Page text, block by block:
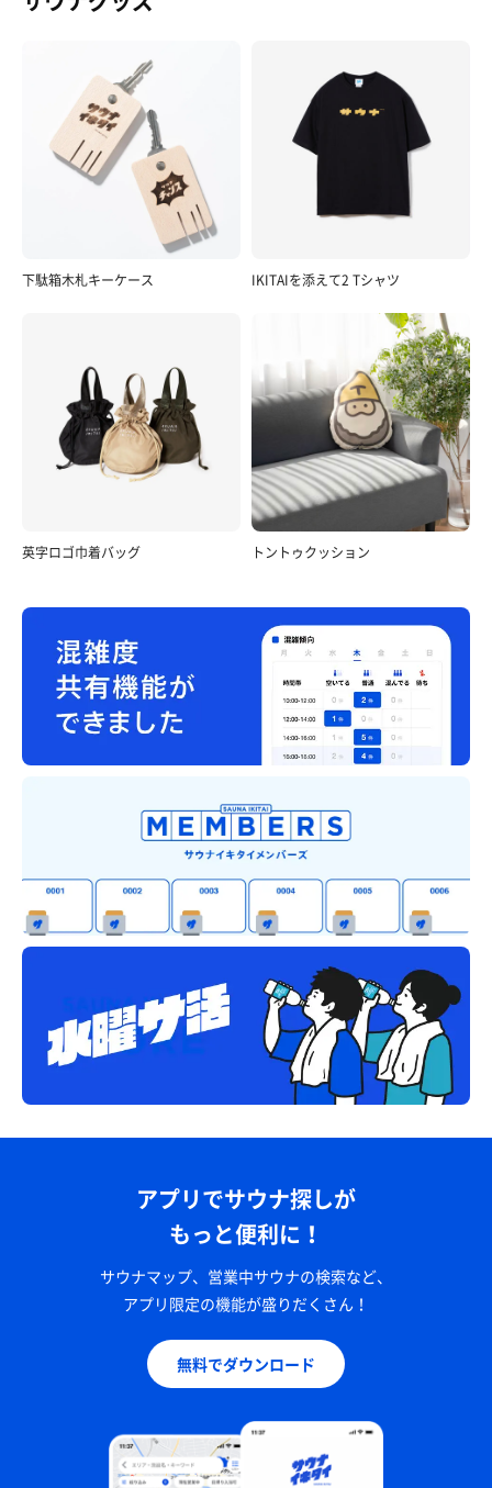
下駄箱木札キーケース IKITAIを添えて2 Tシャツ
英字ロゴ巾着バッグ トントゥクッション
アプリでサウナ探しが
もっと便利に！
サウナマップ、営業中サウナの検索など、
アプリ限定の機能が盛りだくさん！
無料でダウンロード